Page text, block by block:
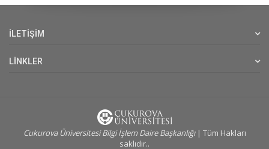
İLETİŞİM
LİNKLER
Cukurova Üniversitesi Bilgi İşlem Daire Başkanlığı| Tüm Hakları
saklıdır..